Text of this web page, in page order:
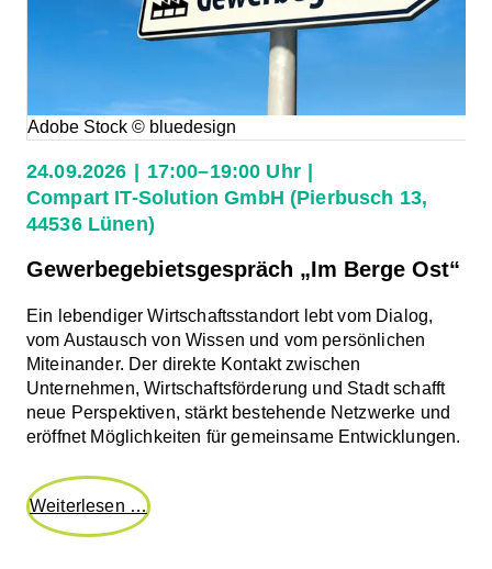
Adobe Stock © bluedesign
24.09.2026
17:00–19:00 Uhr
Compart IT-Solution GmbH (Pierbusch 13,
44536 Lünen)
Gewerbegebietsgespräch „Im Berge Ost“
Ein lebendiger Wirtschaftsstandort lebt vom Dialog,
vom Austausch von Wissen und vom persönlichen
Miteinander. Der direkte Kontakt zwischen
Unternehmen, Wirtschaftsförderung und Stadt schafft
neue Perspektiven, stärkt bestehende Netzwerke und
eröffnet Möglichkeiten für gemeinsame Entwicklungen.
Weiterlesen …Gewerbegebietsgespräch